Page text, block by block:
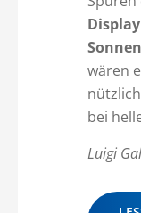
wären
bei
Luigi